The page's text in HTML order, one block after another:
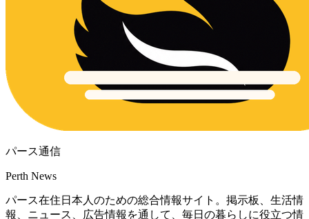
パース通信
Perth News
パース在住日本人のための総合情報サイト。掲示板、生活情
報、ニュース、広告情報を通して、毎日の暮らしに役立つ情